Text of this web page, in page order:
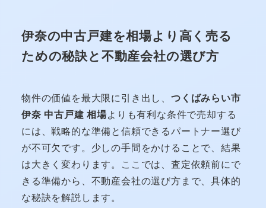
伊奈の中古戸建を相場より高く売る
ための秘訣と不動産会社の選び方
物件の価値を最大限に引き出し、つくばみらい市
伊奈 中古戸建 相場よりも有利な条件で売却する
には、戦略的な準備と信頼できるパートナー選び
が不可欠です。少しの手間をかけることで、結果
は大きく変わります。ここでは、査定依頼前にで
きる準備から、不動産会社の選び方まで、具体的
な秘訣を解説します。